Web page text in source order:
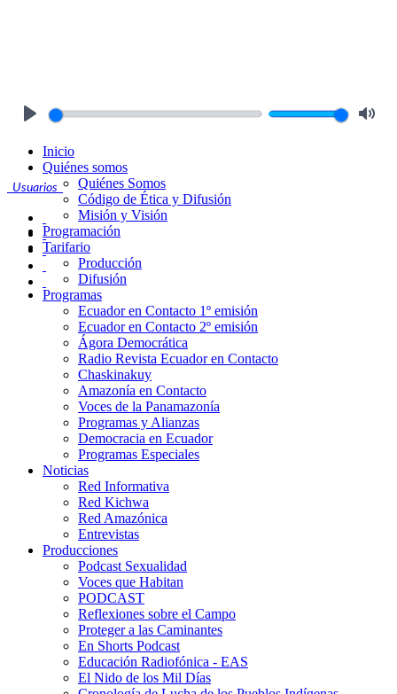
Usuarios
Inicio
Quiénes somos
Quiénes Somos
Código de Ética y Difusión
Misión y Visión
Programación
Tarifario
Producción
Difusión
Programas
Ecuador en Contacto 1º emisión
Ecuador en Contacto 2º emisión
Ágora Democrática
Radio Revista Ecuador en Contacto
Chaskinakuy
Amazonía en Contacto
Voces de la Panamazonía
Programas y Alianzas
Democracia en Ecuador
Programas Especiales
Noticias
Red Informativa
Red Kichwa
Red Amazónica
Entrevistas
Producciones
Podcast Sexualidad
Voces que Habitan
PODCAST
Reflexiones sobre el Campo
Proteger a las Caminantes
En Shorts Podcast
Educación Radiofónica - EAS
El Nido de los Mil Días